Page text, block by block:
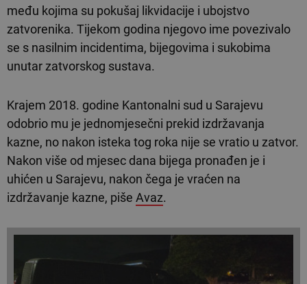
među kojima su pokušaj likvidacije i ubojstvo
zatvorenika. Tijekom godina njegovo ime povezivalo
se s nasilnim incidentima, bijegovima i sukobima
unutar zatvorskog sustava.
Krajem 2018. godine Kantonalni sud u Sarajevu
odobrio mu je jednomjesečni prekid izdržavanja
kazne, no nakon isteka tog roka nije se vratio u zatvor.
Nakon više od mjesec dana bijega pronađen je i
uhićen u Sarajevu, nakon čega je vraćen na
izdržavanje kazne, piše Avaz.